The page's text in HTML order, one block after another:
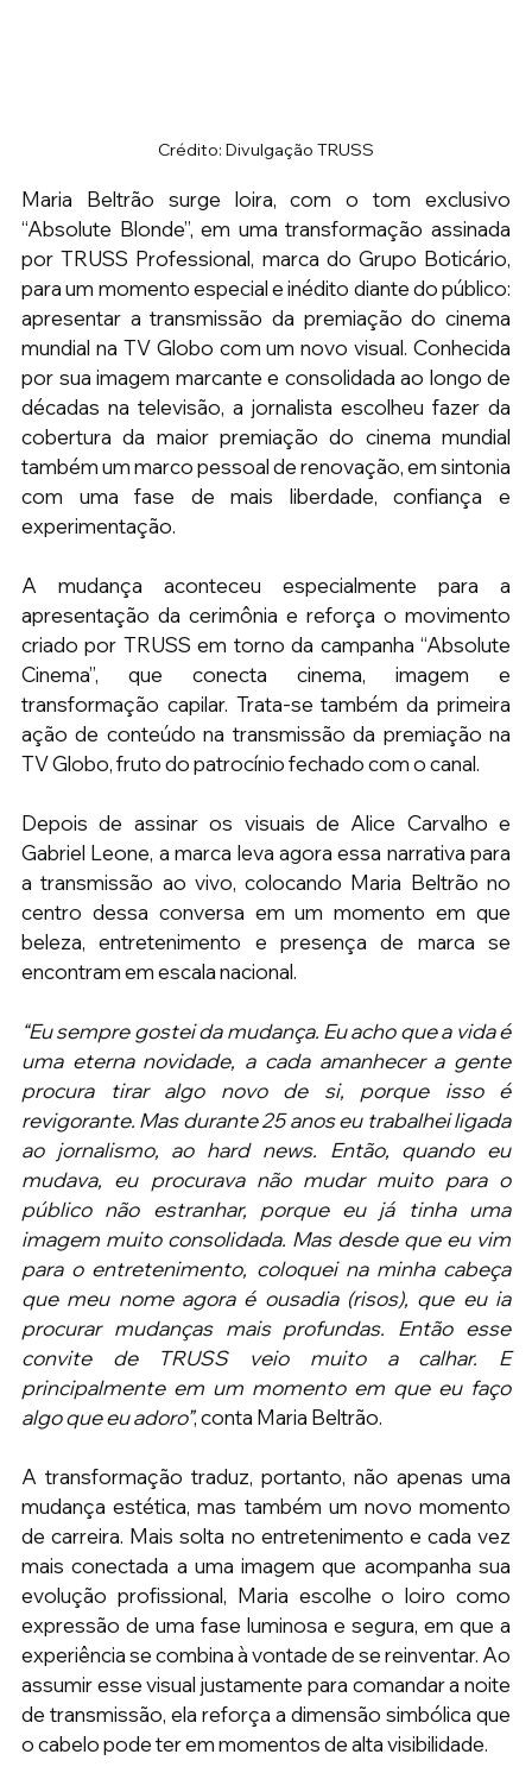
Crédito: Divulgação TRUSS
Maria Beltrão surge loira, com o tom exclusivo
“Absolute Blonde”, em uma transformação assinada
por TRUSS Professional, marca do Grupo Boticário,
para um momento especial e inédito diante do público:
apresentar a transmissão da premiação do cinema
mundial na TV Globo com um novo visual. Conhecida
por sua imagem marcante e consolidada ao longo de
décadas na televisão, a jornalista escolheu fazer da
cobertura da maior premiação do cinema mundial
também um marco pessoal de renovação, em sintonia
com uma fase de mais liberdade, confiança e
experimentação.
A mudança aconteceu especialmente para a
apresentação da cerimônia e reforça o movimento
criado por TRUSS em torno da campanha “Absolute
Cinema”, que conecta cinema, imagem e
transformação capilar. Trata-se também da primeira
ação de conteúdo na transmissão da premiação na
TV Globo, fruto do patrocínio fechado com o canal.
Depois de assinar os visuais de Alice Carvalho e
Gabriel Leone, a marca leva agora essa narrativa para
a transmissão ao vivo, colocando Maria Beltrão no
centro dessa conversa em um momento em que
beleza, entretenimento e presença de marca se
encontram em escala nacional.
“Eu sempre gostei da mudança. Eu acho que a vida é
uma eterna novidade, a cada amanhecer a gente
procura tirar algo novo de si, porque isso é
revigorante. Mas durante 25 anos eu trabalhei ligada
ao jornalismo, ao hard news. Então, quando eu
mudava, eu procurava não mudar muito para o
público não estranhar, porque eu já tinha uma
imagem muito consolidada. Mas desde que eu vim
para o entretenimento, coloquei na minha cabeça
que meu nome agora é ousadia (risos), que eu ia
procurar mudanças mais profundas. Então esse
convite de TRUSS veio muito a calhar. E
principalmente em um momento em que eu faço
algo que eu adoro”, conta Maria Beltrão.
A transformação traduz, portanto, não apenas uma
mudança estética, mas também um novo momento
de carreira. Mais solta no entretenimento e cada vez
mais conectada a uma imagem que acompanha sua
evolução profissional, Maria escolhe o loiro como
expressão de uma fase luminosa e segura, em que a
experiência se combina à vontade de se reinventar. Ao
assumir esse visual justamente para comandar a noite
de transmissão, ela reforça a dimensão simbólica que
o cabelo pode ter em momentos de alta visibilidade.